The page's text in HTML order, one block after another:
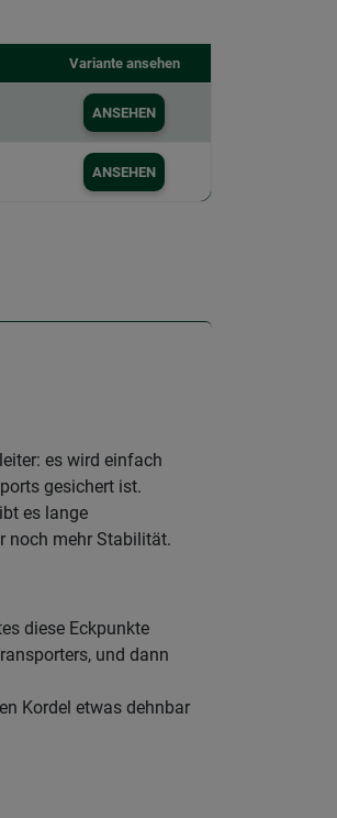
Variante ansehen
ANSEHEN
ANSEHEN
es wird einfach
gesichert ist.
es lange
noch mehr Stabilität.
diese Eckpunkte
und dann
Kordel etwas dehnbar